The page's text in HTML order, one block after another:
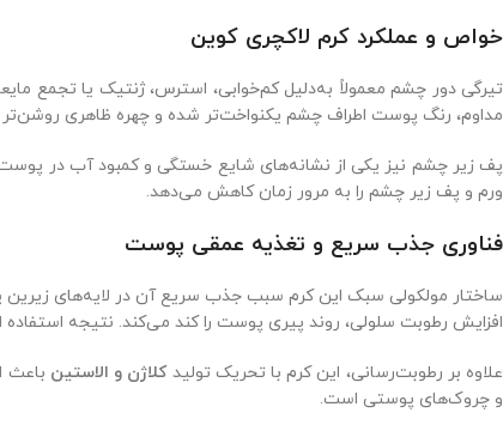
خواص و عملکرد کرم لاکچری کوین
تیرگی دور چشم معمولاً به‌دلیل کم‌خوابی، استرس، ژنتیک یا تجمع
مداوم، رنگ پوست اطراف چشم یکنواخت‌تر شده و چهره ظاهری روشن‌تر
پف زیر چشم نیز یکی از نشانه‌های شایع خستگی و کمبود آب در
ورم و پف زیر چشم را به مرور زمان کاهش می‌دهد.
فناوری جذب سریع و تغذیه عمقی پوست
ساختار مولکولی سبک این کرم سبب جذب سریع آن در لایه‌های
افزایش رطوبت سلولی، روند پیری پوست را کند می‌کند. نتیجه
علاوه بر رطوبت‌رسانی، این کرم با تحریک تولیدکلاژن و الاستین باعث
و چروک‌های پوستی است.